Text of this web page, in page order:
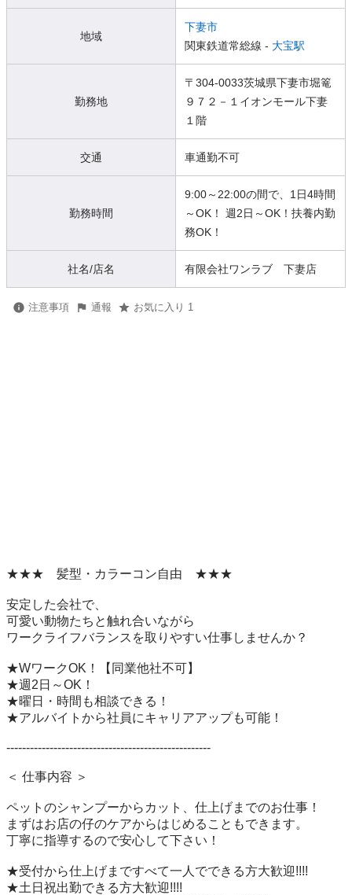
地域
下妻市
関東鉄道常総線 - 大宝駅
勤務地
〒304-0033茨城県下妻市堀篭
９７２－１イオンモール下妻
１階
交通 車通勤不可
勤務時間
9:00～22:00の間で、1日4時間
～OK！ 週2日～OK！扶養内勤
務OK！
社名/店名 有限会社ワンラブ 下妻店
注意事項 通報 お気に入り 1
★★★　髪型・カラーコン自由　★★★
安定した会社で、
可愛い動物たちと触れ合いながら
ワークライフバランスを取りやすい仕事しませんか？
★WワークOK！【同業他社不可】
★週2日～OK！
★曜日・時間も相談できる！
★アルバイトから社員にキャリアアップも可能！
----------------------------------------------------
＜ 仕事内容 ＞
ペットのシャンプーからカット、仕上げまでのお仕事！
まずはお店の仔のケアからはじめることもできます。
丁寧に指導するので安心して下さい！
★受付から仕上げまですべて一人でできる方大歓迎!!!!
★土日祝出勤できる方大歓迎!!!!